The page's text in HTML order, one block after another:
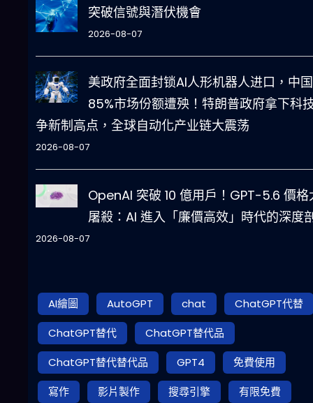
突破信號與潛伏機會
2026-08-07
美政府全面封锁AI人形机器人进口，中国
85%市场份额遭殃！特朗普政府拿下科
争新制高点，全球自动化产业链大震荡
2026-08-07
OpenAI 突破 10 億用戶！GPT-5.6 價格
屠殺：AI 進入「廉價高效」時代的深度
2026-08-07
AI繪圖 AutoGPT chat
ChatGPT代替
ChatGPT替代
ChatGPT替代品
ChatGPT替代替代品
GPT4
免費使用
寫作
影片製作 搜尋引擎
有限免費